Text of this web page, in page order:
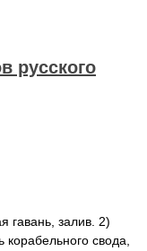
русского
гавань, залив. 2)
корабельного свода,